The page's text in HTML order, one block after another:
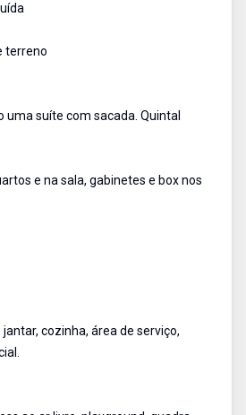
terreno
uma suíte com sacada. Quintal
e na sala, gabinetes e box nos
cozinha, área de serviço,